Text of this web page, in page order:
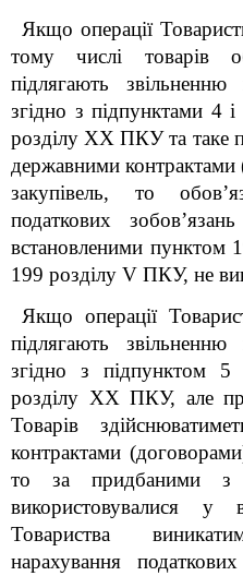
Якщо операції
тому числі товарів
підлягають
згідно з підпунктами 4
розділу ХХ ПКУ та таке
державними
закупівель, то
податкових
встановленими пунктом
199 розділу V ПКУ, не
Якщо операції
підлягають
згідно з підпунктом
розділу ХХ ПКУ, але
Товарів
контрактами
то за придбаними з
використовувалися у
Товариства
нарахування